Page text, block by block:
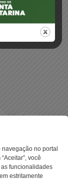
no portal
você
funcionalidades
estritamente